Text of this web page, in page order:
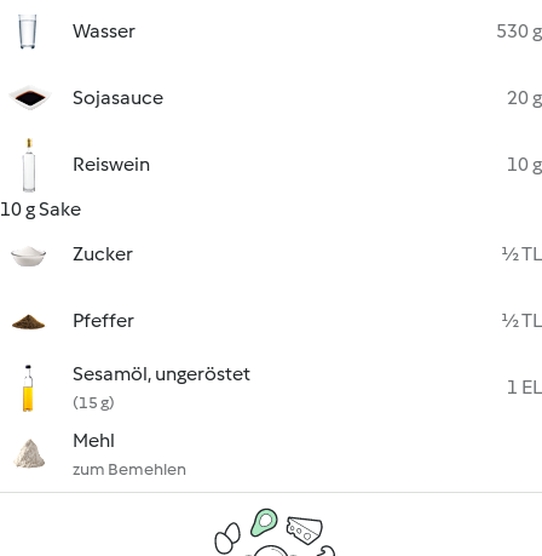
Wasser 530 g
Sojasauce 20 g
Reiswein
10 g
10 g Sake
Zucker
½ TL
Pfeffer ½ TL
Sesamöl, ungeröstet
(15 g)
1 EL
Mehl
zum Bemehlen